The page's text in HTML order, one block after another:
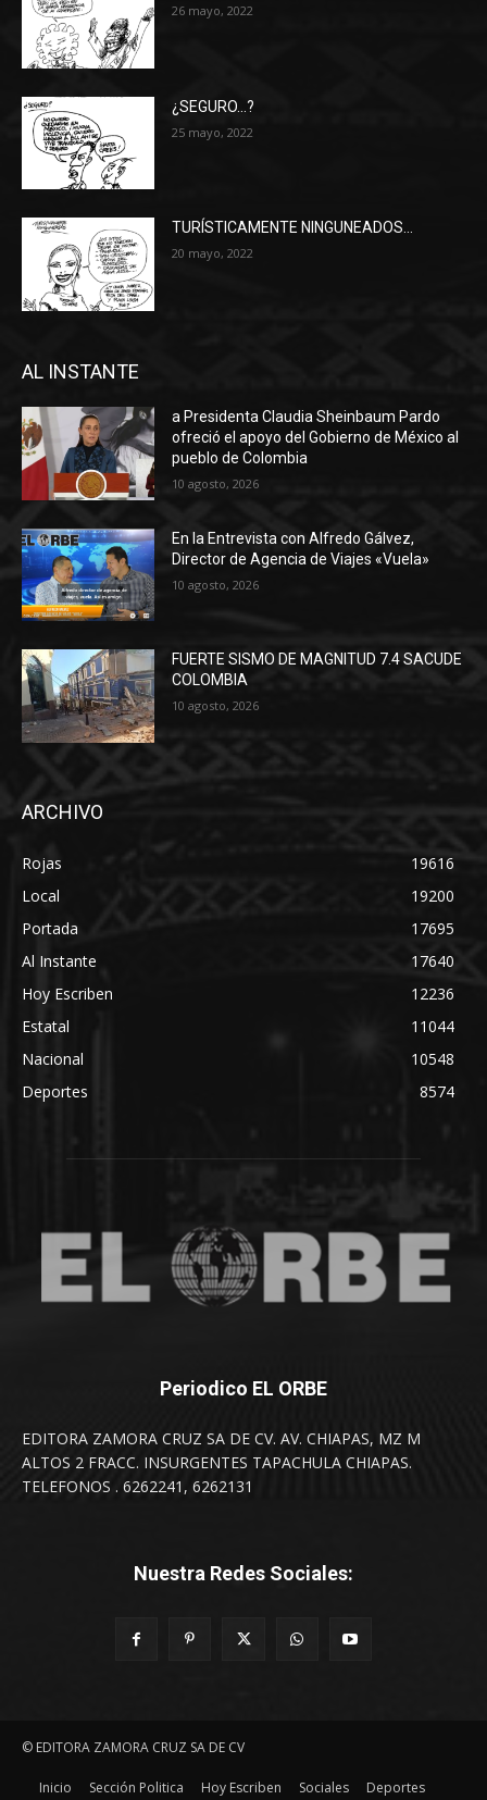
26 mayo, 2022
¿SEGURO…?
25 mayo, 2022
TURÍSTICAMENTE NINGUNEADOS…
20 mayo, 2022
AL INSTANTE
a Presidenta Claudia Sheinbaum Pardo
ofreció el apoyo del Gobierno de México al
pueblo de Colombia
10 agosto, 2026
En la Entrevista con Alfredo Gálvez,
Director de Agencia de Viajes «Vuela»
10 agosto, 2026
FUERTE SISMO DE MAGNITUD 7.4 SACUDE
COLOMBIA
10 agosto, 2026
ARCHIVO
Rojas
19616
Local
19200
Portada
17695
Al Instante
17640
Hoy Escriben
12236
Estatal
11044
Nacional
10548
Deportes
8574
Periodico EL ORBE
EDITORA ZAMORA CRUZ SA DE CV. AV. CHIAPAS, MZ M
ALTOS 2 FRACC. INSURGENTES TAPACHULA CHIAPAS.
TELEFONOS . 6262241, 6262131
Nuestra Redes Sociales:
© EDITORA ZAMORA CRUZ SA DE CV
Inicio Sección Politica Hoy Escriben Sociales Deportes